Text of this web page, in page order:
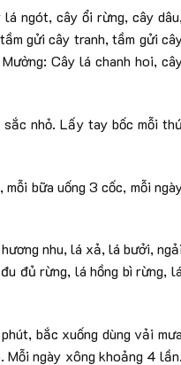
ngót, cây ổi rừng, cây dâu,
gửi cây tranh, tầm gửi
Cây lá chanh hoi,
nhỏ. Lấy tay bốc mỗi
bữa uống 3 cốc, mỗi
nhu, lá xả, lá bưởi, ngải
đủ rừng, lá hồng bì rừng, lá
bắc xuống dùng vải mưa
Mỗi ngày xông khoảng 4 lần.